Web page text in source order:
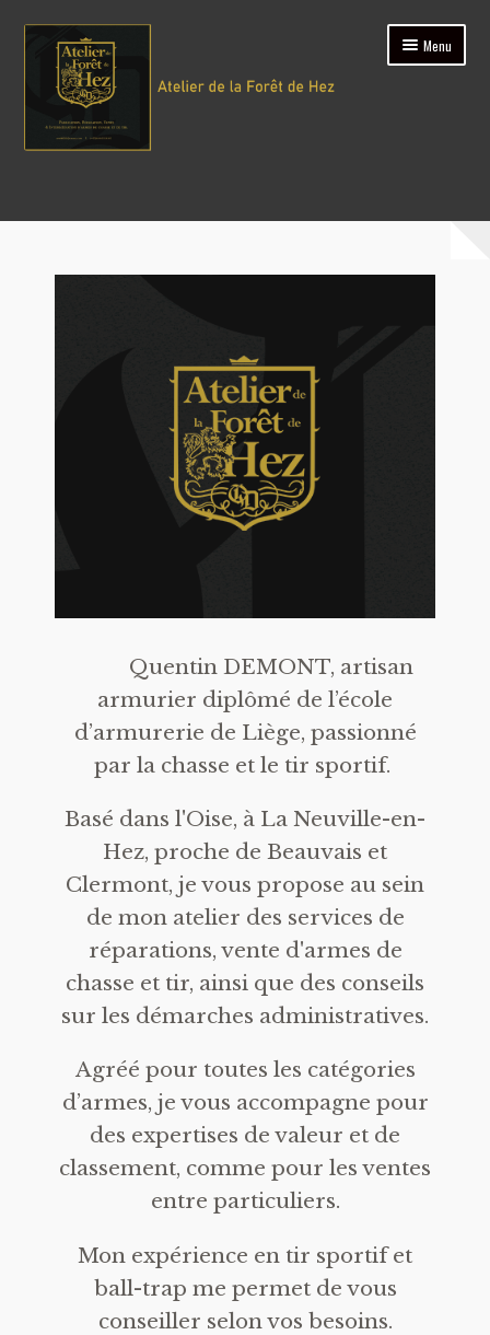
Menu
Quentin DEMONT, artisan
armurier diplômé de l’école
d’armurerie de Liège, passionné
par la chasse et le tir sportif.
Basé dans l'Oise, à La Neuville-en-
Hez, proche de Beauvais et
Clermont, je vous propose au sein
de mon atelier des services de
réparations, vente d'armes de
chasse et tir, ainsi que des conseils
sur les démarches administratives.
Agréé pour toutes les catégories
d’armes, je vous accompagne pour
des expertises de valeur et de
classement, comme pour les ventes
entre particuliers.
Mon expérience en tir sportif et
ball-trap me permet de vous
conseiller selon vos besoins.